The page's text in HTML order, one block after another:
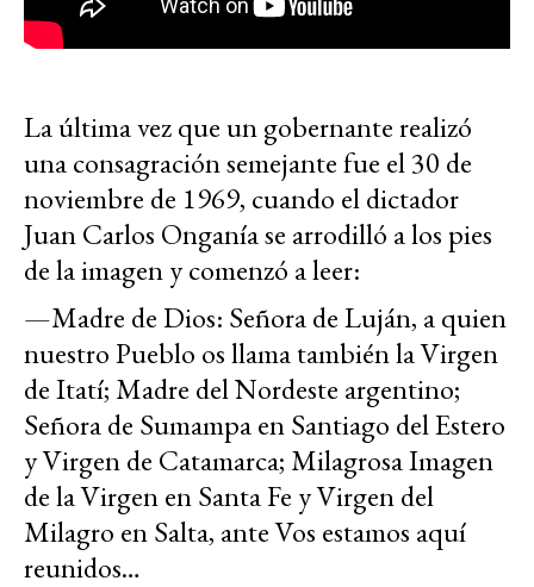
La última vez que un gobernante realizó
una consagración semejante fue el 30 de
noviembre de 1969, cuando el dictador
Juan Carlos Onganía se arrodilló a los pies
de la imagen y comenzó a leer:
—Madre de Dios: Señora de Luján, a quien
nuestro Pueblo os llama también la Virgen
de Itatí; Madre del Nordeste argentino;
Señora de Sumampa en Santiago del Estero
y Virgen de Catamarca; Milagrosa Imagen
de la Virgen en Santa Fe y Virgen del
Milagro en Salta, ante Vos estamos aquí
reunidos…